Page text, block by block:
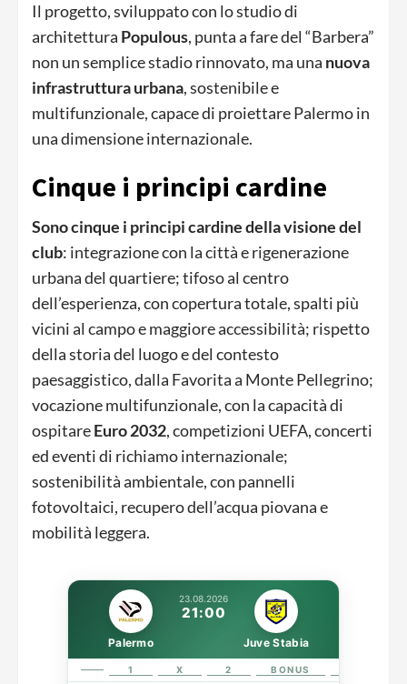
Il progetto, sviluppato con lo studio di
architettura Populous, punta a fare del “Barbera”
non un semplice stadio rinnovato, ma una nuova
infrastruttura urbana, sostenibile e
multifunzionale, capace di proiettare Palermo in
una dimensione internazionale.
Cinque i principi cardine
Sono cinque i principi cardine della visione del
club: integrazione con la città e rigenerazione
urbana del quartiere; tifoso al centro
dell’esperienza, con copertura totale, spalti più
vicini al campo e maggiore accessibilità; rispetto
della storia del luogo e del contesto
paesaggistico, dalla Favorita a Monte Pellegrino;
vocazione multifunzionale, con la capacità di
ospitareEuro 2032, competizioni UEFA, concerti
ed eventi di richiamo internazionale;
sostenibilità ambientale, con pannelli
fotovoltaici, recupero dell’acqua piovana e
mobilità leggera.
23.08.2026
21:00
Palermo Juve Stabia
1 X 2 BONUS